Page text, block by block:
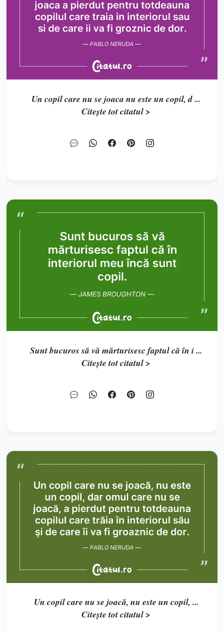
Un copil care nu se joaca nu este un copil, d ...
Citește tot citatul >
Sunt bucuros să vă mărturisesc faptul că în i ...
Citește tot citatul >
Un copil care nu se joacă, nu este un copil, ...
Citește tot citatul >